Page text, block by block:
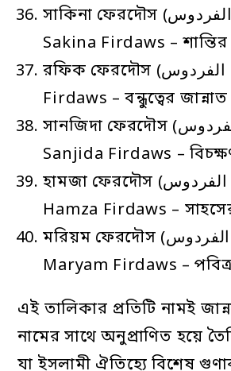
সাকিনা ফেরদৌস (سكينة الفردوس) –
Sakina Firdaws – শান্তির
রফিক ফেরদৌস (رفيق الفردوس) – Rafiq
Firdaws – বন্ধুত্বের জান্নাত
সানজিদা ফেরদৌস (سنجيدة الفردوس) –
Sanjida Firdaws –
হামজা ফেরদৌস (حمزة الفردوس) –
Hamza Firdaws –
মরিয়ম ফেরদৌস (مريم الفردوس) –
Maryam Firdaws –
এই তালিকার প্রতিটি নামই
নামের সাথে অনুপ্রাণিত হয়ে
যা ইসলামী ঐতিহ্যে বিশেষ